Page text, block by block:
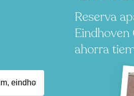
Reserva
Eindhoven
ahorra